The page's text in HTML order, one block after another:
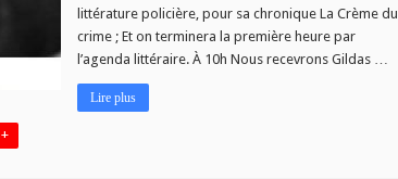
littérature policière, pour sa chronique La Crème du
crime ; Et on terminera la première heure par
l’agenda littéraire. À 10h Nous recevrons Gildas …
Lire plus